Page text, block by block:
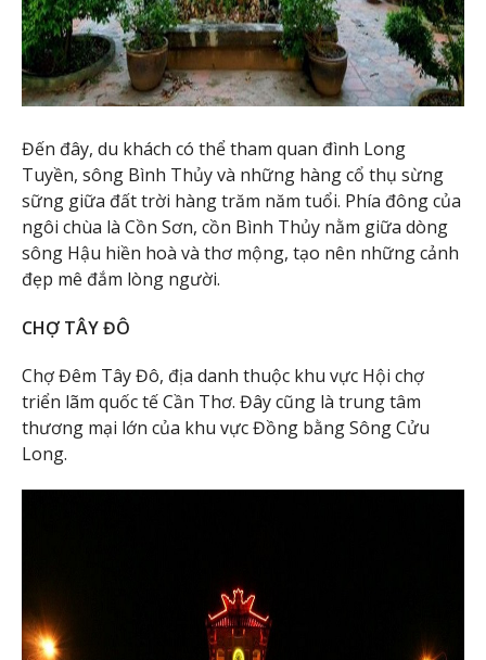
Đến đây, du khách có thể tham quan đình Long
Tuyền, sông Bình Thủy và những hàng cổ thụ sừng
sững giữa đất trời hàng trăm năm tuổi. Phía đông của
ngôi chùa là Cồn Sơn, cồn Bình Thủy nằm giữa dòng
sông Hậu hiền hoà và thơ mộng, tạo nên những cảnh
đẹp mê đắm lòng người.
CHỢ TÂY ĐÔ
Chợ Đêm Tây Đô, địa danh thuộc khu vực Hội chợ
triển lãm quốc tế Cần Thơ. Đây cũng là trung tâm
thương mại lớn của khu vực Đồng bằng Sông Cửu
Long.